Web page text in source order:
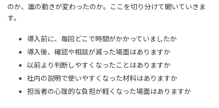
のか、誰の動きが変わったのか。ここを切り分けて聞いていきま
す。
導入前に、毎回どこで時間がかかっていましたか
導入後、確認や相談が減った場面はありますか
以前より判断しやすくなったことはありますか
社内の説明で使いやすくなった材料はありますか
担当者の心理的な負担が軽くなった場面はありますか